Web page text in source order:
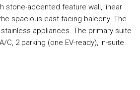
stone-accented feature wall, linear
spacious east-facing balcony. The
appliances. The primary suite
2 parking (one EV-ready), in-suite